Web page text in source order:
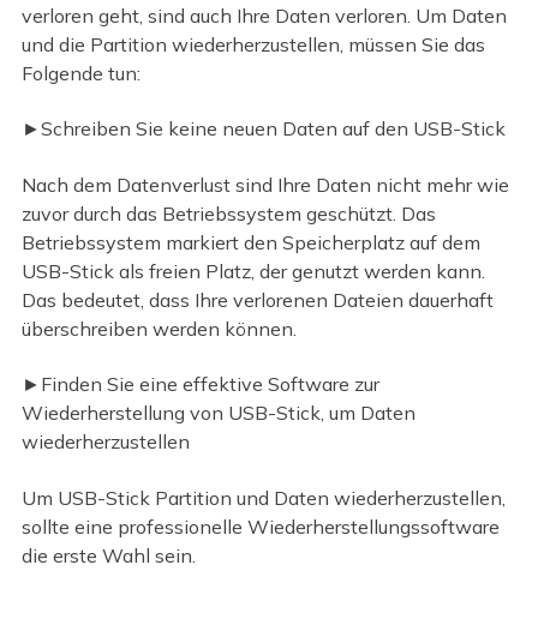
verloren geht, sind auch Ihre Daten verloren. Um Daten
und die Partition wiederherzustellen, müssen Sie das
Folgende tun:
►Schreiben Sie keine neuen Daten auf den USB-Stick
Nach dem Datenverlust sind Ihre Daten nicht mehr wie
zuvor durch das Betriebssystem geschützt. Das
Betriebssystem markiert den Speicherplatz auf dem
USB-Stick als freien Platz, der genutzt werden kann.
Das bedeutet, dass Ihre verlorenen Dateien dauerhaft
überschreiben werden können.
►Finden Sie eine effektive Software zur
Wiederherstellung von USB-Stick, um Daten
wiederherzustellen
Um USB-Stick Partition und Daten wiederherzustellen,
sollte eine professionelle Wiederherstellungssoftware
die erste Wahl sein.